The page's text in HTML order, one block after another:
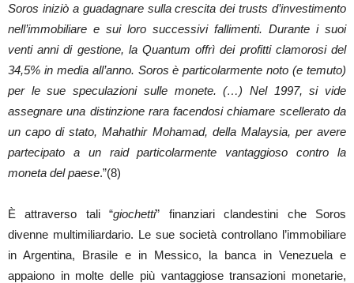
Soros iniziò a guadagnare sulla crescita dei trusts d’investimento
nell’immobiliare e sui loro successivi fallimenti. Durante i suoi
venti anni di gestione, la Quantum offrì dei profitti clamorosi del
34,5% in media all’anno. Soros è particolarmente noto (e temuto)
per le sue speculazioni sulle monete. (…) Nel 1997, si vide
assegnare una distinzione rara facendosi chiamare scellerato da
un capo di stato, Mahathir Mohamad, della Malaysia, per avere
partecipato a un raid particolarmente vantaggioso contro la
moneta del paese.”(8)
È attraverso tali “giochetti” finanziari clandestini che Soros
divenne multimiliardario. Le sue società controllano l’immobiliare
in Argentina, Brasile e in Messico, la banca in Venezuela e
appaiono in molte delle più vantaggiose transazioni monetarie,